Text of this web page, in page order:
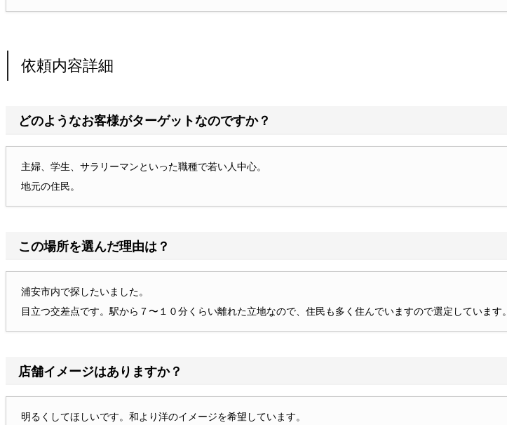
依頼内容詳細
どのようなお客様がターゲットなのですか？
主婦、学生、サラリーマンといった職種で若い人中心。
地元の住民。
この場所を選んだ理由は？
浦安市内で探したいました。
目立つ交差点です。駅から７〜１０分くらい離れた立地なので、住民も多く住んでいますので選定しています。
店舗イメージはありますか？
明るくしてほしいです。和より洋のイメージを希望しています。